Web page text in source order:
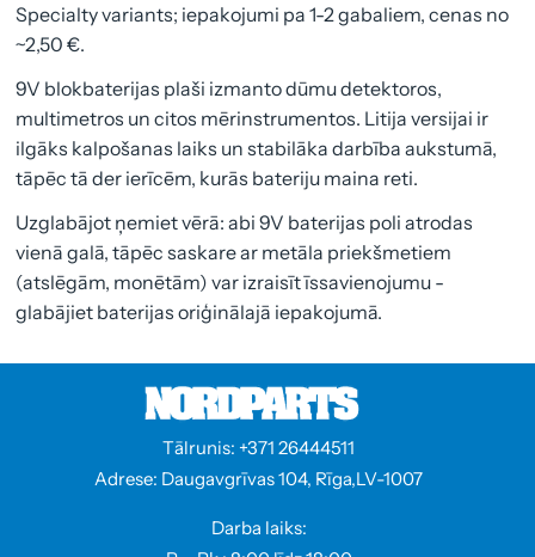
Specialty variants; iepakojumi pa 1-2 gabaliem, cenas no
~2,50 €.
9V blokbaterijas plaši izmanto dūmu detektoros,
multimetros un citos mērinstrumentos. Litija versijai ir
ilgāks kalpošanas laiks un stabilāka darbība aukstumā,
tāpēc tā der ierīcēm, kurās bateriju maina reti.
Uzglabājot ņemiet vērā: abi 9V baterijas poli atrodas
vienā galā, tāpēc saskare ar metāla priekšmetiem
(atslēgām, monētām) var izraisīt īssavienojumu -
glabājiet baterijas oriģinālajā iepakojumā.
Tālrunis: +371 26444511
Adrese: Daugavgrīvas 104, Rīga,LV-1007
Darba laiks: